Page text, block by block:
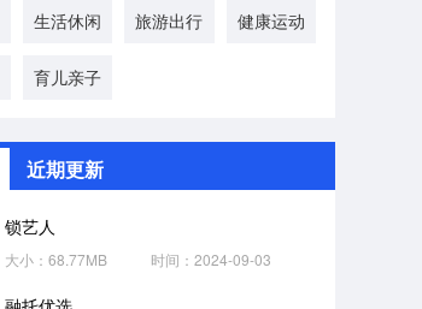
生活休闲 旅游出行 健康运动
育儿亲子
近期更新
锁艺人
大小：68.77MB 时间：2024-09-03